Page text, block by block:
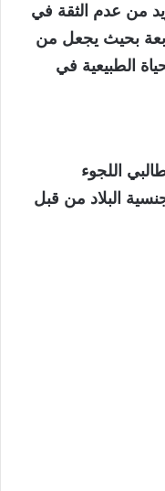
من عدم الثقة في
بحيث يجعل من
الطبيعية في
اللجوء
البلاد من قبل